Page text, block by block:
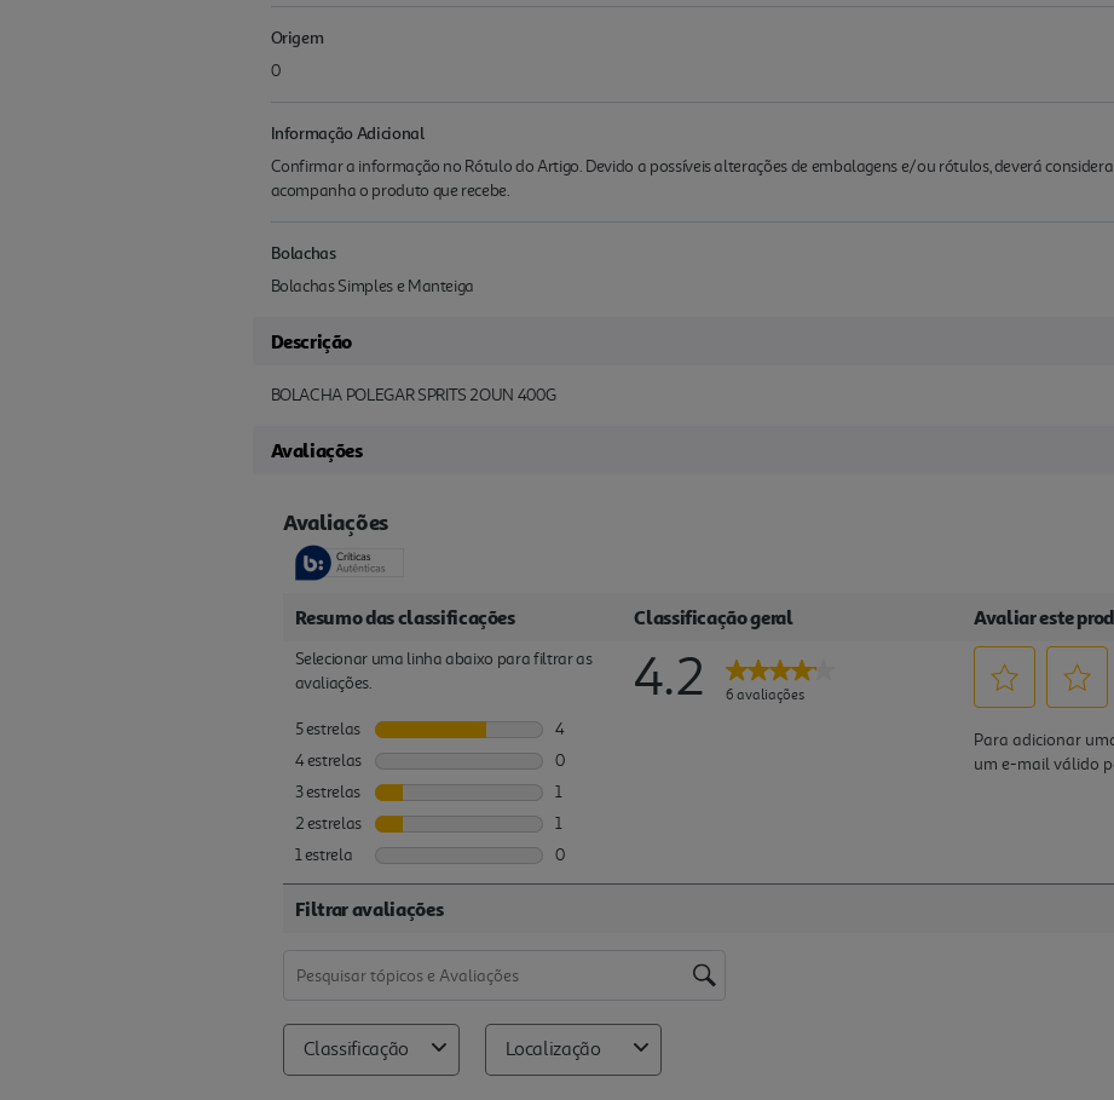
Origem
0
Informação Adicional
Confirmar a informação no Rótulo do Artigo. Devido a possíveis alterações de embalagens e/ou rótulos, deverá
acompanha o produto que recebe.
Bolachas
Bolachas Simples e Manteiga
Descrição
BOLACHA POLEGAR SPRITS 2OUN 400G
Avaliações